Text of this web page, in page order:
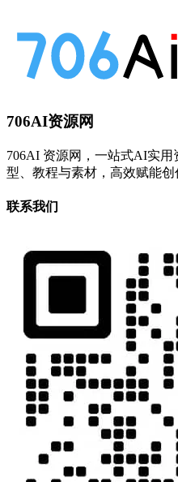
706AI资源网
706AI 资源网，一站式AI实
型、教程与素材，高效赋能创
联系我们